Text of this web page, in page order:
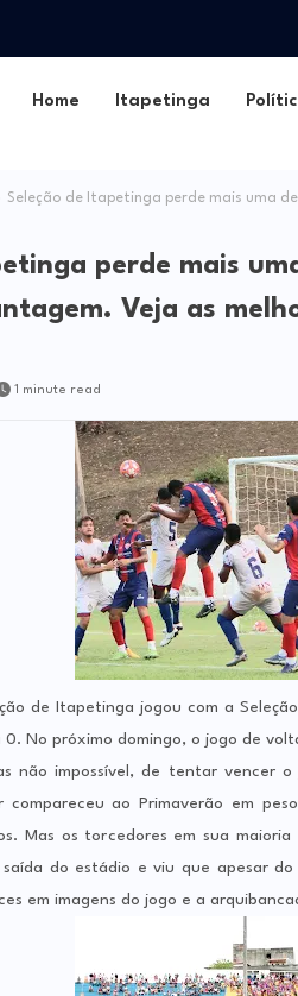
Home Itapetinga
Seleção de Itapetinga perde mais uma
perde mais
Veja as
1 minute read
de Itapetinga jogou com a
No próximo domingo, o jogo de
não impossível, de tentar
compareceu ao Primaverão em
Mas os torcedores em sua
do estádio e viu que apesar
em imagens do jogo e a